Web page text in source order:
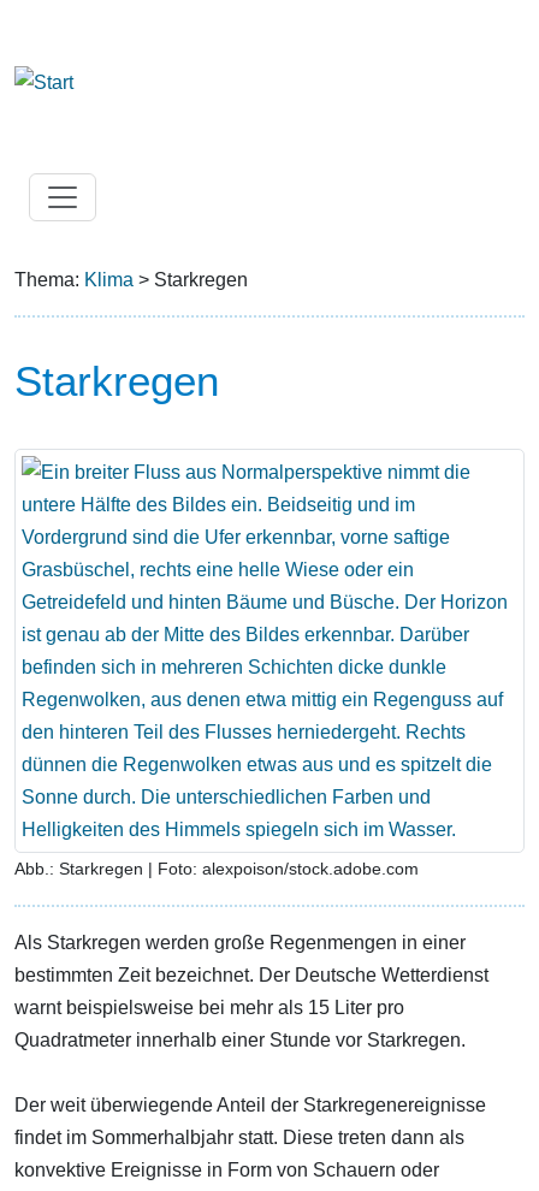
Thema: Klima > Starkregen
Starkregen
Abb.: Starkregen | Foto: alexpoison/stock.adobe.com
Als Starkregen werden große Regenmengen in einer
bestimmten Zeit bezeichnet. Der Deutsche Wetterdienst
warnt beispielsweise bei mehr als 15 Liter pro
Quadratmeter innerhalb einer Stunde vor Starkregen.
Der weit überwiegende Anteil der Starkregenereignisse
findet im Sommerhalbjahr statt. Diese treten dann als
konvektive Ereignisse in Form von Schauern oder